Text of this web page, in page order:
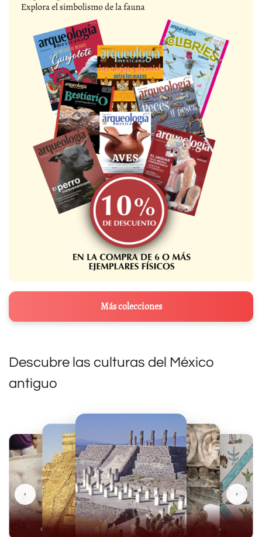
Más colecciones
Descubre las culturas del México
antiguo
Mexicas
Olmecas
‹ ›